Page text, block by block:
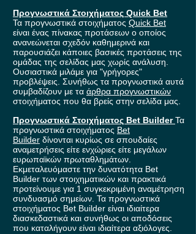
Προγνωστικά Στοιχήματος Quick Bet
Τα προγνωστικά στοιχήματος Quick Bet
είναι ένας πίνακας προτάσεων ο οποίος
ανανεώνεται σχεδόν καθημερινά και
παρουσιάζει κάποιες βασικές προτάσεις της
ομάδας της σελίδας μας χωρίς ανάλυση.
Ουσιαστικά μιλάμε για "γρήγορες"
προβλέψεις. Συνήθως τα προγνωστικά αυτά
συμβαδίζουν με τα άρθρα προγνωστικών
στοιχήματος που θα βρείς στην σελίδα μας.
Προγνωστικά Στοιχήματος Bet BuilderΤα
προγνωστικά στοιχήματος Bet
Builder δίνονται κυρίως σε σπουδαίες
αναμετρήσεις είτε ενχώριες είτε μεγάλων
ευρωπαϊκών πρωταθλημάτων.
Εκμεταλευόμαστε την δυνατότητα Bet
Builder των στοιχηματικών και πρακτικά
προτείνουμε για 1 συγκεκριμένη αναμέτρηση
συνδυασμό σημείων. Τα προγνωστικά
στοιχήματος Bet Builder είναι ιδιαίτερα
διασκεδαστικά και συνήθως οι αποδόσεις
που καταλήγουν είναι ιδιαίτερα αξιόλογες.